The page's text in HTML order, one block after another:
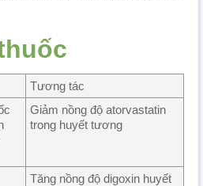
Tương tác
Giảm nồng độ atorvastatin
trong huyết tương
Tăng nồng độ digoxin huyết